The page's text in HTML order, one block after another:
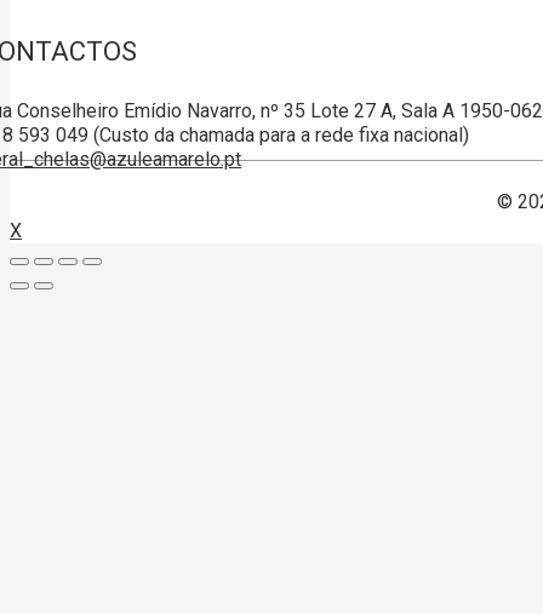
Conselheiro Emídio Navarro, nº 35 Lote 27 A, Sala A 1950-
593 049 (Custo da chamada para a rede fixa nacional)
©
X